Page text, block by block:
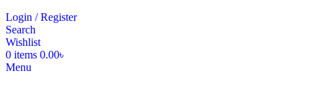
Login / Register
Search
Wishlist
0 items 0.00৳
Menu